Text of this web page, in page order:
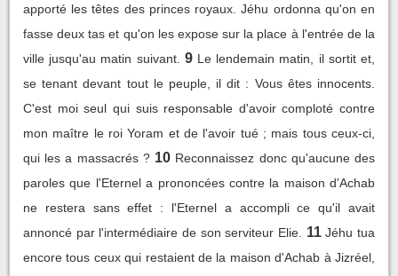
apporté les têtes des princes royaux. Jéhu ordonna qu'on en
fasse deux tas et qu'on les expose sur la place à l'entrée de la
ville jusqu'au matin suivant. 9 Le lendemain matin, il sortit et,
se tenant devant tout le peuple, il dit : Vous êtes innocents.
C'est moi seul qui suis responsable d'avoir comploté contre
mon maître le roi Yoram et de l'avoir tué ; mais tous ceux-ci,
qui les a massacrés ? 10 Reconnaissez donc qu'aucune des
paroles que l'Eternel a prononcées contre la maison d'Achab
ne restera sans effet : l'Eternel a accompli ce qu'il avait
annoncé par l'intermédiaire de son serviteur Elie.
11 Jéhu tua
encore tous ceux qui restaient de la maison d'Achab à Jizréel,